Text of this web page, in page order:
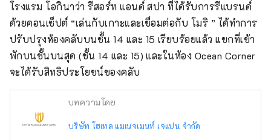
โรงแรม โอกินาว่า รีสอร์ท แอนด์ สปา ที่ได้รับการรีแบรนด์
ด้วยคอนเซ็ปต์ “เล่นกับเกาะและเชื่อมต่อกับ โมริ ” ได้ทำการ
ปรับปรุงห้องคลับบนชั้น 14 และ 15 เรียบร้อยแล้ว แขกที่เข้า
พักบนชั้นบนสุด (ชั้น 14 และ 15) และในห้อง Ocean Corner
จะได้รับสิทธิประโยชน์ของคลับ
บทความโดย
บริษัท โฮเทล แมเนจเมนท์ เจแปน จำกัด